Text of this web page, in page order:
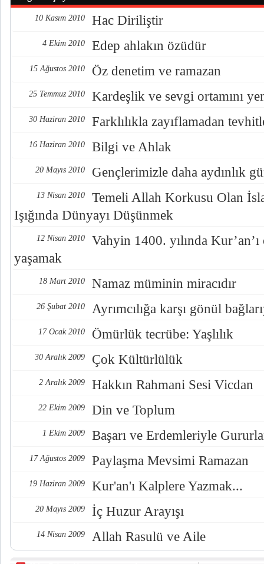
10 Kasım 2010 Hac Diriliştir
4 Ekim 2010 Edep ahlakın özüdür
15 Ağustos 2010 Öz denetim ve ramazan
25 Temmuz 2010 Kardeşlik ve sevgi ortamını
30 Haziran 2010 Farklılıkla zayıflamadan
16 Haziran 2010 Bilgi ve Ahlak
20 Mayıs 2010 Gençlerimizle daha aydınlık
13 Nisan 2010
Temeli Allah Korkusu Olan
Işığında Dünyayı Düşünmek
12 Nisan 2010
Vahyin 1400. yılında
yaşamak
18 Mart 2010 Namaz müminin miracıdır
26 Şubat 2010 Ayrımcılığa karşı gönül
17 Ocak 2010 Ömürlük tecrübe: Yaşlılık
30 Aralık 2009 Çok Kültürlülük
2 Aralık 2009 Hakkın Rahmani Sesi Vicdan
22 Ekim 2009 Din ve Toplum
1 Ekim 2009 Başarı ve Erdemleriyle
17 Ağustos 2009 Paylaşma Mevsimi Ramazan
19 Haziran 2009 Kur'an'ı Kalplere Yazmak...
20 Mayıs 2009 İç Huzur Arayışı
14 Nisan 2009 Allah Rasulü ve Aile